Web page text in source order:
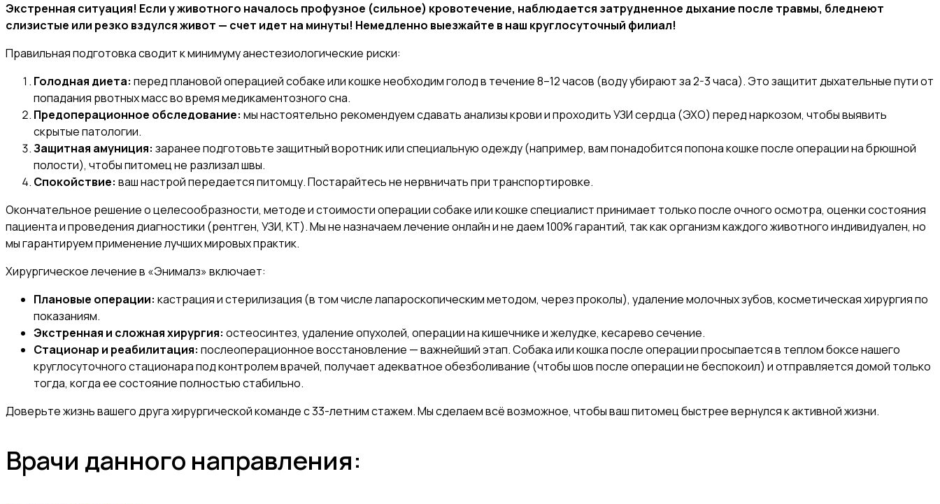
Экстренная ситуация! Если у животного началось профузное (сильное) кровотечение, наблюдается затрудненное дыхание после травмы, бледнеют
слизистые или резко вздулся живот — счет идет на минуты! Немедленно выезжайте в наш круглосуточный филиал!
Правильная подготовка сводит к минимуму анестезиологические риски:
Голодная диета: перед плановой операцией собаке или кошке необходим голод в течение 8–12 часов (воду убирают за 2-3 часа). Это защитит дыхательные пути от
попадания рвотных масс во время медикаментозного сна.
Предоперационное обследование: мы настоятельно рекомендуем сдавать анализы крови и проходить УЗИ сердца (ЭХО) перед наркозом, чтобы выявить
скрытые патологии.
Защитная амуниция: заранее подготовьте защитный воротник или специальную одежду (например, вам понадобится попона кошке после операции на брюшной
полости), чтобы питомец не разлизал швы.
Спокойствие: ваш настрой передается питомцу. Постарайтесь не нервничать при транспортировке.
Окончательное решение о целесообразности, методе и стоимости операции собаке или кошке специалист принимает только после очного осмотра, оценки состояния
пациента и проведения диагностики (рентген, УЗИ, КТ). Мы не назначаем лечение онлайн и не даем 100% гарантий, так как организм каждого животного индивидуален, но
мы гарантируем применение лучших мировых практик.
Хирургическое лечение в «Энималз» включает:
Плановые операции: кастрация и стерилизация (в том числе лапароскопическим методом, через проколы), удаление молочных зубов, косметическая хирургия по
показаниям.
Экстренная и сложная хирургия: остеосинтез, удаление опухолей, операции на кишечнике и желудке, кесарево сечение.
Стационар и реабилитация: послеоперационное восстановление — важнейший этап. Собака или кошка после операции просыпается в теплом боксе нашего
круглосуточного стационара под контролем врачей, получает адекватное обезболивание (чтобы шов после операции не беспокоил) и отправляется домой только
тогда, когда ее состояние полностью стабильно.
Доверьте жизнь вашего друга хирургической команде с 33-летним стажем. Мы сделаем всё возможное, чтобы ваш питомец быстрее вернулся к активной жизни.
Врачи данного направления: